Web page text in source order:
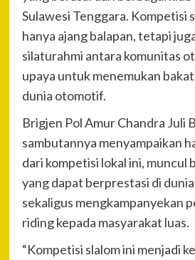
Sulawesi Tenggara. Kompetisi
hanya ajang balapan, tetapi
silaturahmi antara komunitas
upaya untuk menemukan
dunia otomotif.
Brigjen Pol Amur Chandra Juli
sambutannya menyampaikan
dari kompetisi lokal ini, muncul
yang dapat berprestasi di
sekaligus mengkampanyekan
riding kepada masyarakat luas.
“Kompetisi slalom ini menjadi